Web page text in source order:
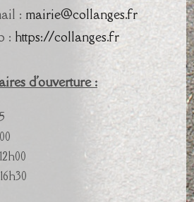
: mairie@collanges.fr
: https://collanges.fr
d'ouverture :